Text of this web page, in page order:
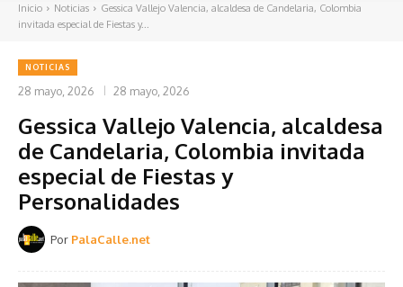
Inicio Noticias
Gessica Vallejo Valencia, alcaldesa de Candelaria, Colombia
invitada especial de Fiestas y...
NOTICIAS
28 mayo, 2026 28 mayo, 2026
Gessica Vallejo Valencia, alcaldesa
de Candelaria, Colombia invitada
especial de Fiestas y
Personalidades
Por PalaCalle.net